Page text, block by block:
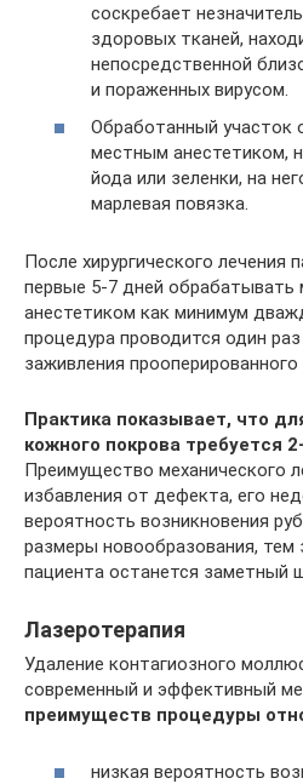
соскребает
здоровых тканей,
непосредственной
и пораженных вирусом.
Обработанный участок
местным анестетиком,
йода или зеленки, на
марлевая повязка.
После хирургического лечения
первые 5-7 дней обрабатывать
анестетиком как минимум
процедура проводится один
заживления прооперированного
Практика показывает, что
кожного покрова требуется
Преимущество механического
избавления от дефекта, его
вероятность возникновения
размеры новообразования, тем
пациента останется заметный
Лазеротерапия
Удаление контагиозного
современный и эффективный
преимуществ процедуры
низкая вероятность